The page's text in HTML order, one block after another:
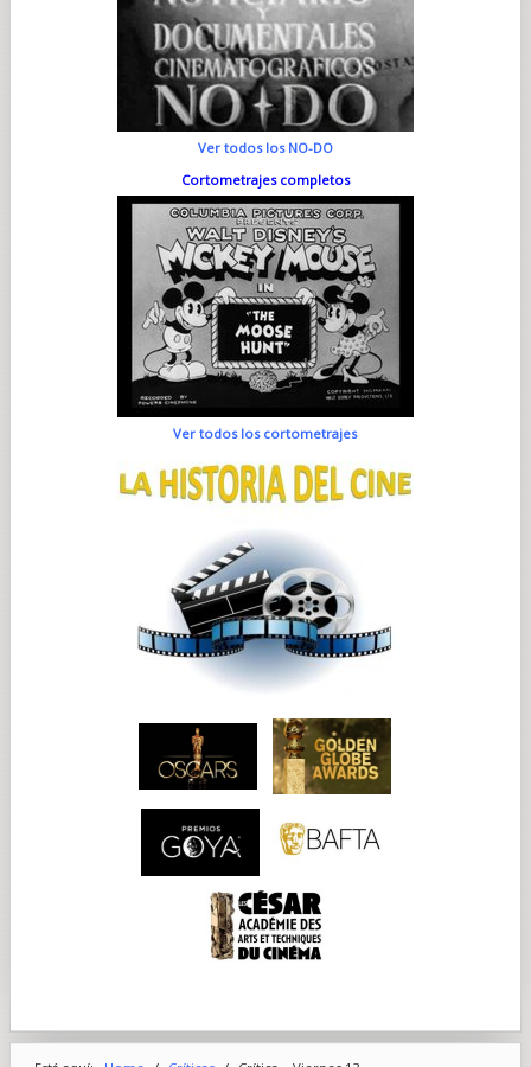
Ver todos los NO-DO
Cortometrajes completos
Ver todos los cortometrajes